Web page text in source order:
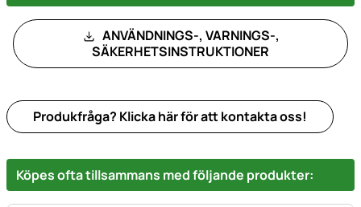
ANVÄNDNINGS-, VARNINGS-,
SÄKERHETSINSTRUKTIONER
Produkfråga? Klicka här för att kontakta oss!
Köpes ofta tillsammans med följande produkter: